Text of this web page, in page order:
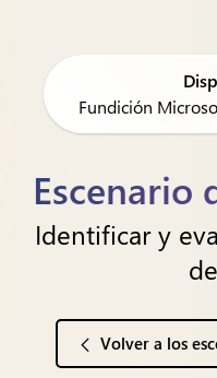
Fundición
Escenario
Identificar y
Volver a los